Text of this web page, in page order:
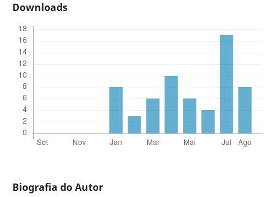
Downloads
Biografia do Autor